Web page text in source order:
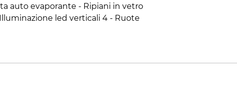
auto evaporante - Ripiani in vetro
led verticali 4 - Ruote